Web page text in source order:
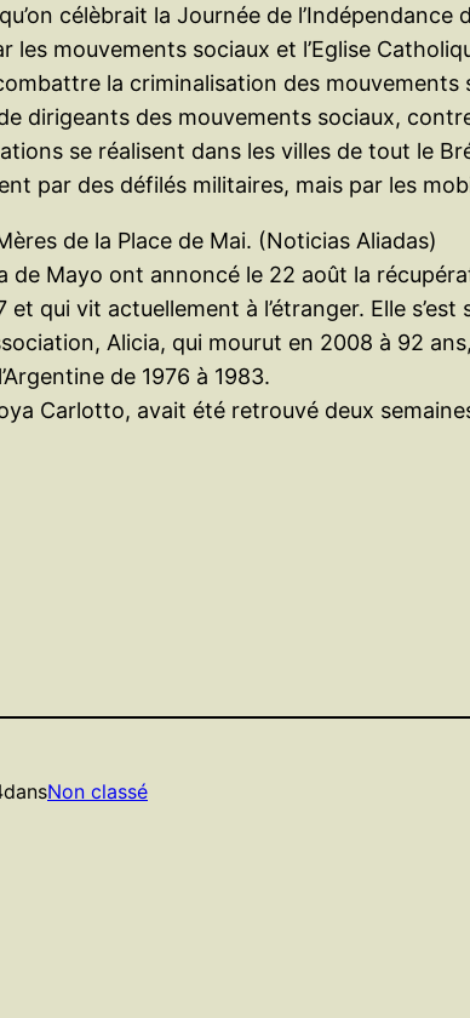
célèbrait la Journée de
les mouvements sociaux et l’Eglise
la criminalisation des
dirigeants des mouvements sociaux,
se réalisent dans les villes de tout le
par des défilés militaires, mais par les
de la Place de Mai. (Noticias Aliadas)
de Mayo ont annoncé le 22 août la
et qui vit actuellement à l’étranger. Elle
Alicia, qui mourut en 2008 à 92
de 1976 à 1983.
Carlotto, avait été retrouvé deux
dansNon classé